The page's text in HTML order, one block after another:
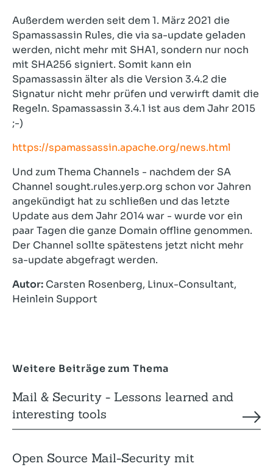
Außerdem werden seit dem 1. März 2021 die
Spamassassin Rules, die via sa-update geladen
werden, nicht mehr mit SHA1, sondern nur noch
mit SHA256 signiert. Somit kann ein
Spamassassin älter als die Version 3.4.2 die
Signatur nicht mehr prüfen und verwirft damit die
Regeln. Spamassassin 3.4.1 ist aus dem Jahr 2015
;-)
https://spamassassin.apache.org/news.html
Und zum Thema Channels - nachdem der SA
Channel sought.rules.yerp.org schon vor Jahren
angekündigt hat zu schließen und das letzte
Update aus dem Jahr 2014 war - wurde vor ein
paar Tagen die ganze Domain offline genommen.
Der Channel sollte spätestens jetzt nicht mehr
sa-update abgefragt werden.
Autor: Carsten Rosenberg, Linux-Consultant,
Heinlein Support
Weitere Beiträge zum Thema
Mail & Security - Lessons learned and
interesting tools
Open Source Mail-Security mit